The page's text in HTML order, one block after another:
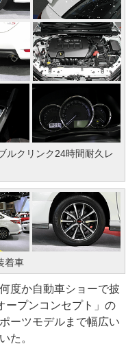
ルクリンク24時間耐久レ
着車
度か自動車ショーで披
ープンコンセプト」の
ーツモデルまで幅広い
た。